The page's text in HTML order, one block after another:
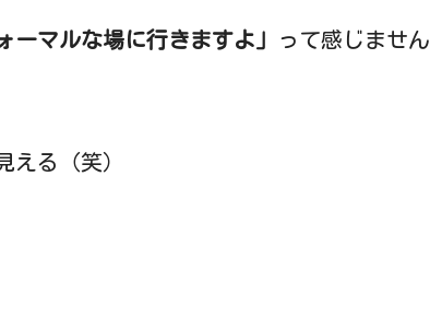
ーマルな場に行きますよ」
って感じません
える（笑）